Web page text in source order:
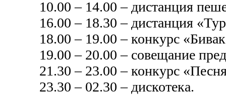
10.00 – 14.00 – дистанция
16.00 – 18.30 – дистанция
18.00 – 19.00 – конкурс
19.00 – 20.00 – совещание
21.30 – 23.00 – конкурс
23.30 – 02.30 – дискотека.